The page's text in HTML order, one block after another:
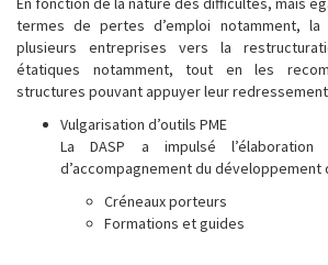
termes de pertes d’emploi notamment, la
plusieurs entreprises vers la
étatiques notamment, tout en les
structures pouvant appuyer leur
Vulgarisation d’outils PME
La DASP a impulsé
d’accompagnement du développement
Créneaux porteurs
Formations et guides